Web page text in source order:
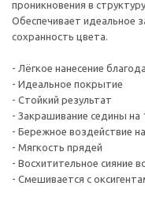
проникновения в
Обеспечивает идеальное
сохранность цвета.
- Лёгкое нанесение
- Идеальное покрытие
- Стойкий результат
- Закрашивание седины на
- Бережное воздействие
- Мягкость прядей
- Восхитительное сияние
- Смешивается с